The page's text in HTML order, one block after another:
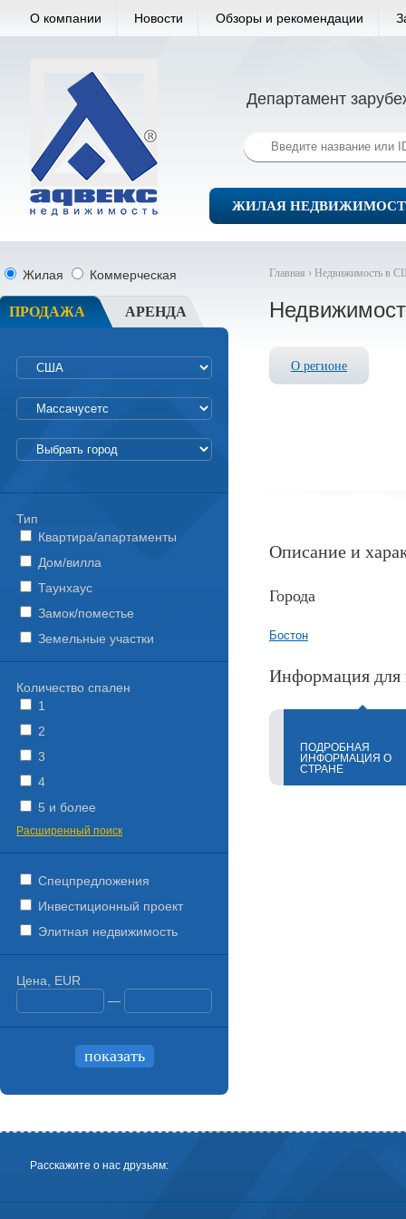
О компании Новости Обзоры и рекомендации
Департамент
ЖИЛАЯ
Главная › Недвижимость в
О регионе
Описание и
Города
Бостон
Информация для
ПОДРОБНАЯ
ИНФОРМАЦИЯ О
СТРАНЕ
Жилая Коммерческая
ПРОДАЖА АРЕНДА
Тип
Квартира/апартаменты
Дом/вилла
Таунхаус
Замок/поместье
Земельные участки
Количество спален
1
2
3
4
5 и более
Расширенный поиск
Спецпредложения
Инвестиционный проект
Элитная недвижимость
Цена, EUR
—
Расскажите о нас друзьям: